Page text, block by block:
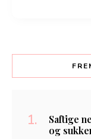
Saftige
og